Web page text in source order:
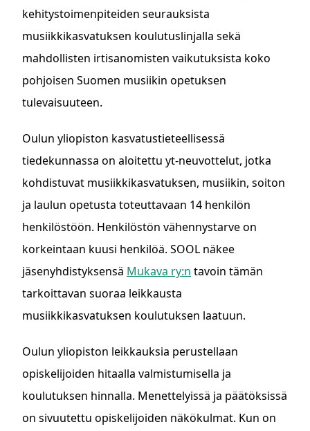
kehitystoimenpiteiden seurauksista
musiikkikasvatuksen koulutuslinjalla sekä
mahdollisten irtisanomisten vaikutuksista koko
pohjoisen Suomen musiikin opetuksen
tulevaisuuteen.
Oulun yliopiston kasvatustieteellisessä
tiedekunnassa on aloitettu yt-neuvottelut, jotka
kohdistuvat musiikkikasvatuksen, musiikin, soiton
ja laulun opetusta toteuttavaan 14 henkilön
henkilöstöön. Henkilöstön vähennystarve on
korkeintaan kuusi henkilöä. SOOL näkee
jäsenyhdistyksensä Mukava ry:n tavoin tämän
tarkoittavan suoraa leikkausta
musiikkikasvatuksen koulutuksen laatuun.
Oulun yliopiston leikkauksia perustellaan
opiskelijoiden hitaalla valmistumisella ja
koulutuksen hinnalla. Menettelyissä ja päätöksissä
on sivuutettu opiskelijoiden näkökulmat. Kun on